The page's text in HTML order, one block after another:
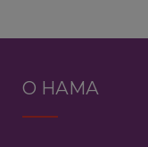
О НАМА